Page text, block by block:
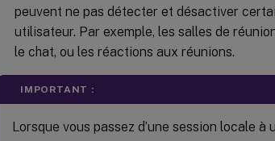
peuvent ne pas détecter et désactiver
utilisateur. Par exemple, les salles de
le chat, ou les réactions aux réunions.
IMPORTANT :
Lorsque vous passez d’une session locale